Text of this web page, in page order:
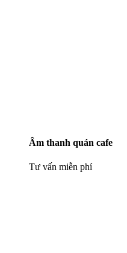
Âm thanh quán cafe
Tư vấn miễn phí